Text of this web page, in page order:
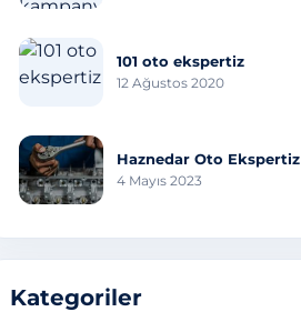
101 oto ekspertiz
12 Ağustos 2020
Haznedar Oto Ekspertiz
4 Mayıs 2023
Kategoriler